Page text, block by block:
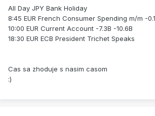
All Day JPY Bank Holiday
8:45 EUR French Consumer Spending m/m -
10:00 EUR Current Account -7.3B -10.6B
18:30 EUR ECB President Trichet Speaks
Cas sa zhoduje s nasim casom
:)